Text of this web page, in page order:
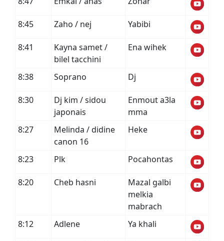
8:45 Zaho / nej Yabibi
8:41
Kayna samet /
bilel tacchini
Ena wihek
8:38 Soprano Dj
8:30
Dj kim / sidou
japonais
Enmout a3la
mma
8:27
Melinda / didine
canon 16
Heke
8:23 Plk Pocahontas
8:20 Cheb hasni
Mazal galbi
melkia
mabrach
8:12
Adlene Ya khali